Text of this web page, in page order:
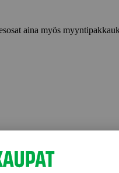
aina myös